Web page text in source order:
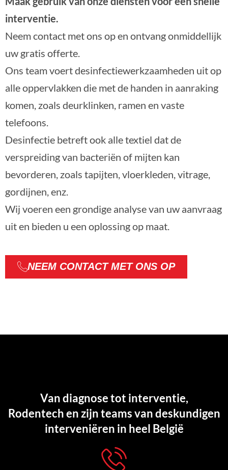
interventie.
Neem contact met ons op en ontvang onmiddellijk
uw gratis offerte.
Ons team voert desinfectiewerkzaamheden uit op
alle oppervlakken die met de handen in aanraking
komen, zoals deurklinken, ramen en vaste
telefoons.
Desinfectie betreft ook alle textiel dat de
verspreiding van bacteriën of mijten kan
bevorderen, zoals tapijten, vloerkleden, vitrage,
gordijnen, enz.
Wij voeren een grondige analyse van uw aanvraag
uit en bieden u een oplossing op maat.
NEEM CONTACT MET ONS OP
Van diagnose tot interventie,
Rodentech en zijn teams van deskundigen
interveniëren in heel België